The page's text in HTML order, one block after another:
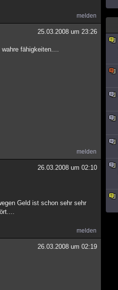
melden
25.03.2008 um 23:26
fähigkeiten....
melden
26.03.2008 um 02:10
Geld ist schon sehr sehr
melden
26.03.2008 um 02:19